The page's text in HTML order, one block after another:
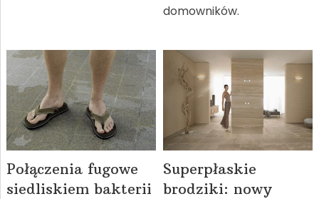
domowników.
Połączenia fugowe
siedliskiem bakterii
Superpłaskie
brodziki: nowy